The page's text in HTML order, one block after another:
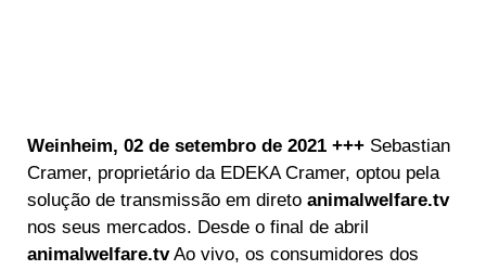
Weinheim, 02 de setembro de 2021 +++ Sebastian
Cramer, proprietário da EDEKA Cramer, optou pela
solução de transmissão em direto animalwelfare.tv
nos seus mercados. Desde o final de abril
animalwelfare.tvAo vivo, os consumidores dos